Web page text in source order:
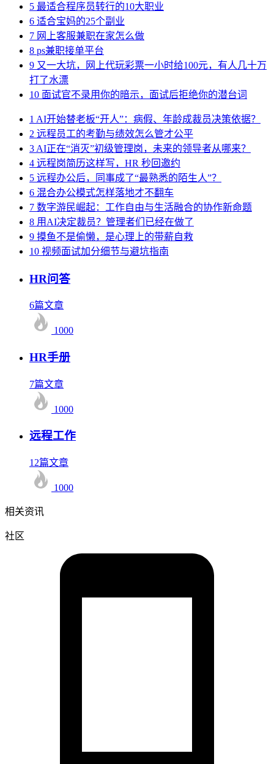
5 最适合程序员转行的10大职业
6 适合宝妈的25个副业
7 网上客服兼职在家怎么做
8 ps兼职接单平台
9 又一大坑，网上代玩彩票一小时给100元，有人几十万
打了水漂
10 面试官不录用你的暗示，面试后拒绝你的潜台词
1 AI开始替老板“开人”：病假、年龄成裁员决策依据？
2 远程员工的考勤与绩效怎么管才公平
3 AI正在“消灭”初级管理岗，未来的领导者从哪来？
4 远程岗简历这样写，HR 秒回邀约
5 远程办公后，同事成了“最熟悉的陌生人”？
6 混合办公模式怎样落地才不翻车
7 数字游民崛起：工作自由与生活融合的协作新命题
8 用AI决定裁员？管理者们已经在做了
9 摸鱼不是偷懒，是心理上的带薪自救
10 视频面试加分细节与避坑指南
HR问答
6篇文章
1000
HR手册
7篇文章
1000
远程工作
12篇文章
1000
相关资讯
社区